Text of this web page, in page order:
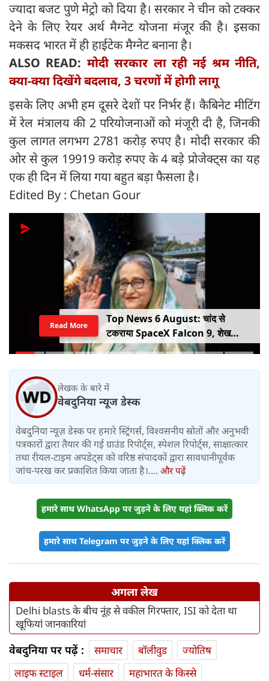
ज्यादा बजट पुणे मेट्रो को दिया है। सरकार ने चीन को टक्कर
देने के लिए रेयर अर्थ मैग्नेट योजना मंजूर की है। इसका
मकसद भारत में ही हाईटेक मैग्नेट बनाना है।
ALSO READ: मोदी सरकार ला रही नई श्रम नीति,
क्‍या-क्‍या दिखेंगे बदलाव, 3 चरणों में होगी लागू
इसके लिए अभी हम दूसरे देशों पर निर्भर हैं। कैबिनेट मीटिंग
में रेल मंत्रालय की 2 परियोजनाओं को मंजूरी दी है, जिनकी
कुल लागत लगभग 2781 करोड़ रुपए है। मोदी सरकार की
ओर से कुल 19919 करोड़ रुपए के 4 बड़े प्रोजेक्ट्स का यह
एक ही दिन में लिया गया बहुत बड़ा फैसला है।
Edited By : Chetan Gour
Top News 6 August: चांद से
टकराया SpaceX Falcon 9, शेख
हसीना की घर वापसी का ऐलान, MP में बस
Read More
लेखक के बारे में
वेबदुनिया न्यूज डेस्क
वेबदुनिया न्यूज़ डेस्क पर हमारे स्ट्रिंगर्स, विश्वसनीय स्रोतों और अनुभवी
पत्रकारों द्वारा तैयार की गई ग्राउंड रिपोर्ट्स, स्पेशल रिपोर्ट्स, साक्षात्कार
तथा रीयल-टाइम अपडेट्स को वरिष्ठ संपादकों द्वारा सावधानीपूर्वक
जांच-परख कर प्रकाशित किया जाता है।.... और पढ़ें
हमारे साथ WhatsApp पर जुड़ने के लिए यहां क्लिक करें
हमारे साथ Telegram पर जुड़ने के लिए यहां क्लिक करें
अगला लेख
Delhi blasts के बीच नूंह से वकील गिरफ्तार, ISI को देता था
खूफियां जानकारियां
वेबदुनिया पर पढ़ें : समाचार बॉलीवुड
ज्योतिष
लाइफ स्‍टाइल
धर्म-संसार
महाभारत के किस्से